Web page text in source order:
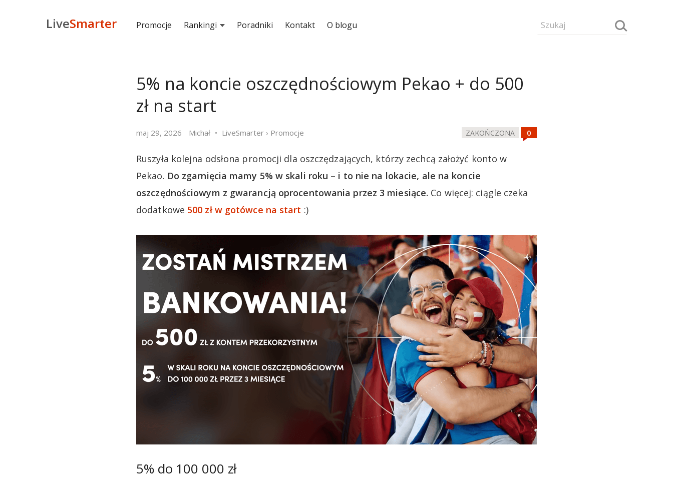
LiveSmarter Promocje Rankingi Poradniki Kontakt O blogu
5% na koncie oszczędnościowym Pekao + do 500
zł na start
maj 29, 2026 Michał LiveSmarter › Promocje ZAKOŃCZONA
Ruszyła kolejna odsłona promocji dla oszczędzających, którzy zechcą założyć konto w
Pekao. Do zgarnięcia mamy 5% w skali roku – i to nie na lokacie, ale na koncie
oszczędnościowym z gwarancją oprocentowania przez 3 miesiące. Co więcej: ciągle czeka
dodatkowe 500 zł w gotówce na start :)
5% do 100 000 zł